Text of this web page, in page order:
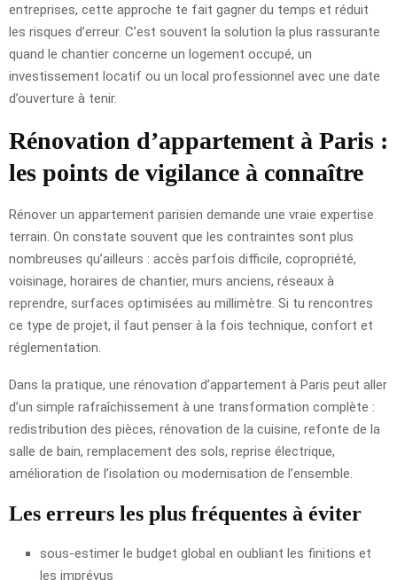
entreprises, cette approche te fait gagner du temps et réduit
les risques d’erreur. C’est souvent la solution la plus rassurante
quand le chantier concerne un logement occupé, un
investissement locatif ou un local professionnel avec une date
d’ouverture à tenir.
Rénovation d’appartement à Paris :
les points de vigilance à connaître
Rénover un appartement parisien demande une vraie expertise
terrain. On constate souvent que les contraintes sont plus
nombreuses qu’ailleurs : accès parfois difficile, copropriété,
voisinage, horaires de chantier, murs anciens, réseaux à
reprendre, surfaces optimisées au millimètre. Si tu rencontres
ce type de projet, il faut penser à la fois technique, confort et
réglementation.
Dans la pratique, une rénovation d’appartement à Paris peut aller
d’un simple rafraîchissement à une transformation complète :
redistribution des pièces, rénovation de la cuisine, refonte de la
salle de bain, remplacement des sols, reprise électrique,
amélioration de l’isolation ou modernisation de l’ensemble.
Les erreurs les plus fréquentes à éviter
sous-estimer le budget global en oubliant les finitions et
les imprévus